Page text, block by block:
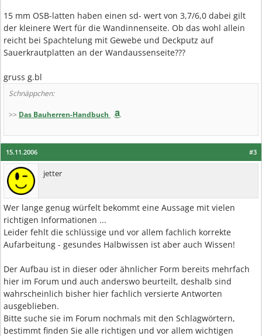
15 mm OSB-latten haben einen sd- wert von 3,7/6,0 dabei gilt
der kleinere Wert für die Wandinnenseite. Ob das wohl allein
reicht bei Spachtelung mit Gewebe und Deckputz auf
Sauerkrautplatten an der Wandaussenseite???
gruss g.bl
Schnäppchen:
>> Das Bauherren-Handbuch
#3
15.11.2006
jetter
Wer lange genug würfelt bekommt eine Aussage mit vielen
richtigen Informationen ...
Leider fehlt die schlüssige und vor allem fachlich korrekte
Aufarbeitung - gesundes Halbwissen ist aber auch Wissen!
Der Aufbau ist in dieser oder ähnlicher Form bereits mehrfach
hier im Forum und auch anderswo beurteilt, deshalb sind
wahrscheinlich bisher hier fachlich versierte Antworten
ausgeblieben.
Bitte suche sie im Forum nochmals mit den Schlagwörtern,
bestimmt finden Sie alle richtigen und vor allem wichtigen